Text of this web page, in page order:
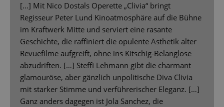
[…] Mit Nico Dostals Operette „Clivia“ bringt
Regisseur Peter Lund Kinoatmosphäre auf die Bühne
im Kraftwerk Mitte und serviert eine rasante
Geschichte, die raffiniert die opulente Ästhetik alter
Revuefilme aufgreift, ohne ins Kitschig-Belanglose
abzudriften. […] Steffi Lehmann gibt die charmant
glamouröse, aber gänzlich unpolitische Diva Clivia
mit starker Stimme und verführerischer Eleganz. […]
Ganz anders dagegen ist Jola Sanchez, die